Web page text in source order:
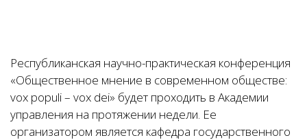
Республиканская научно-практическая конференция
«Общественное мнение в современном обществе:
vox populi – vox dei» будет проходить в Академии
управления на протяжении недели. Ее
организатором является кафедра государственного